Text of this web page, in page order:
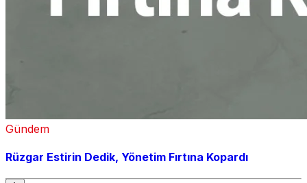
Gündem
Rüzgar Estirin Dedik, Yönetim Fırtına Kopardı